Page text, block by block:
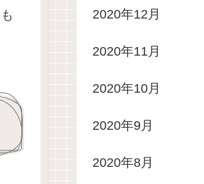
2020年12月
2020年11月
2020年10月
2020年9月
2020年8月